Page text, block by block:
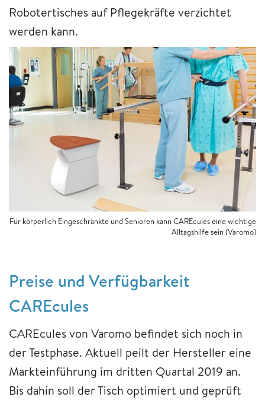
Robotertisches auf Pflegekräfte verzichtet
werden kann.
Für körperlich Eingeschränkte und Senioren kann CAREcules eine wichtige
Alltagshilfe sein (Varomo)
Preise und Verfügbarkeit
CAREcules
CAREcules von Varomo befindet sich noch in
der Testphase. Aktuell peilt der Hersteller eine
Markteinführung im dritten Quartal 2019 an.
Bis dahin soll der Tisch optimiert und geprüft